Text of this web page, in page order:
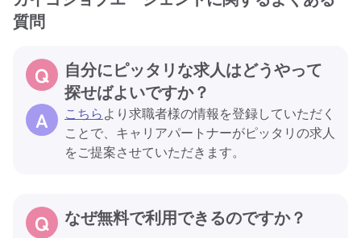
質問
自分にピッタリな求人はどうやって
探せばよいですか？
こちらより求職者様の情報を登録していただく
ことで、キャリアパートナーがピッタリの求人
をご提案させていただきます。
なぜ無料で利用できるのですか？